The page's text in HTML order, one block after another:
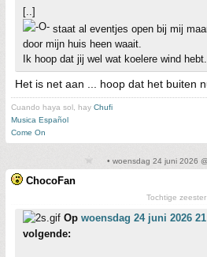
[..]
staat al eventjes open bij mij
door mijn huis heen waait.
Ik hoop dat jij wel wat koelere wind hebt.
Het is net aan ... hoop dat het buiten
Cuando haya sol, hay Chufi
Musica Español
Come On
• woensdag 24 juni 2026
ChocoFan
Tochtige zeester
Op woensdag 24 juni 2026
volgende: